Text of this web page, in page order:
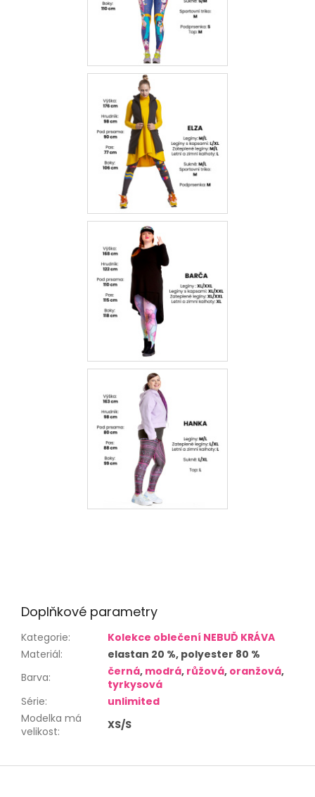
Doplňkové parametry
Kategorie:
Kolekce oblečení NEBUĎ KRÁVA
Materiál:
elastan 20 %, polyester 80 %
Barva: černá, modrá, růžová, oranžová,
tyrkysová
Série:
unlimited
Modelka má
velikost: XS/S
Z